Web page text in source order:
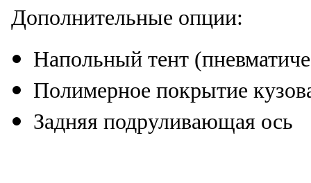
Дополнительные опции:
Напольный тент
Полимерное покрытие
Задняя подруливающая ось